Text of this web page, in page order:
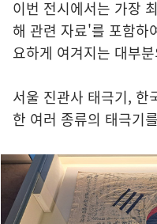
이번 전시에서는 가장
해 관련 자료'를 포함하
요하게 여겨지는 대부
서울 진관사 태극기, 한
한 여러 종류의 태극기